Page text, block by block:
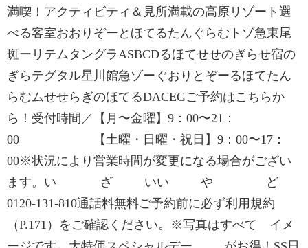
満喫！アクティビティ＆見所満載の高原リゾート選
べる客室おおりぞーとほてるたんぐらむトゾ急東尾
斑ーリテムタングラASBCDるほてせせのぎらせ宿の
ぎらテグタル星川館急ゾーぐおりとぞーるほてたん
らむムせせらぎのほてるDACEGご予約はこちらか
ら！受付時間／【月〜金曜】9：00〜21：
00 【土曜・日曜・祝日】9：00〜17：
00※状況により営業時間が変更になる場合がござい
ます。い ざ いい や ど
0120-131-810通話料無料ご予約前に必ず利用規約
（P.171）をご確認ください。※写真はすべて イメ